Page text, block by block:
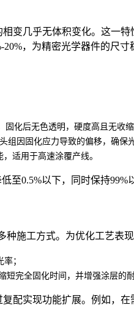
变几乎无体积变化。这一
，为精密光学器件的尺寸
化后无色透明，硬度高且无收
因固化应力导致的偏移，确保
适用于高速涂覆产线。
0.5%以下，同时保持
种施工方式。为优化工艺表
；
完全固化时间，并增强涂层的耐
配实现功能扩展。例如，